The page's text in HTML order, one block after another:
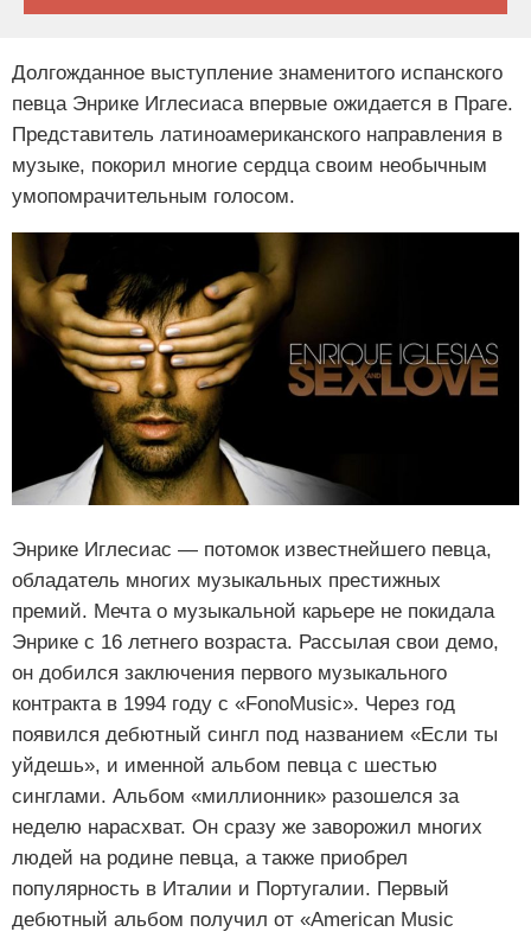
Долгожданное выступление знаменитого испанского
певца Энрике Иглесиаса впервые ожидается в Праге.
Представитель латиноамериканского направления в
музыке, покорил многие сердца своим необычным
умопомрачительным голосом.
Энрике Иглесиас — потомок известнейшего певца,
обладатель многих музыкальных престижных
премий. Мечта о музыкальной карьере не покидала
Энрике с 16 летнего возраста. Рассылая свои демо,
он добился заключения первого музыкального
контракта в 1994 году с «FonoMusic». Через год
появился дебютный сингл под названием «Если ты
уйдешь», и именной альбом певца с шестью
синглами. Альбом «миллионник» разошелся за
неделю нарасхват. Он сразу же заворожил многих
людей на родине певца, а также приобрел
популярность в Италии и Португалии. Первый
дебютный альбом получил от «American Music